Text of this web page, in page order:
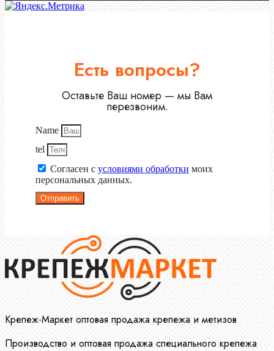
Есть вопросы?
Оставьте Ваш номер — мы Вам
перезвоним.
Name
tel
Согласен с условиями обработки моих
персональных данных.
Отправить
Крепеж-Маркет оптовая продажа крепежа и метизов
Производство и оптовая продажа специального крепежа